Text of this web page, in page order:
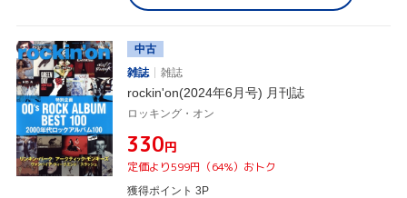
中古
雑誌
雑誌
rockin'on(2024年6月号) 月刊誌
ロッキング・オン
¥330円
定価より599円（64%）おトク
獲得ポイント 3P